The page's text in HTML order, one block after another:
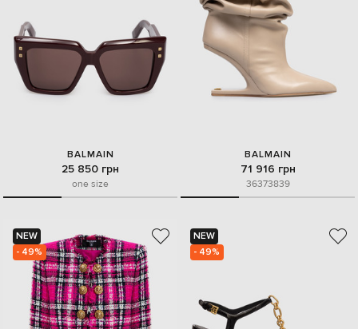
BALMAIN
25 850 грн
one size
BALMAIN
71 916 грн
36373839
NEW
- 49%
NEW
- 49%